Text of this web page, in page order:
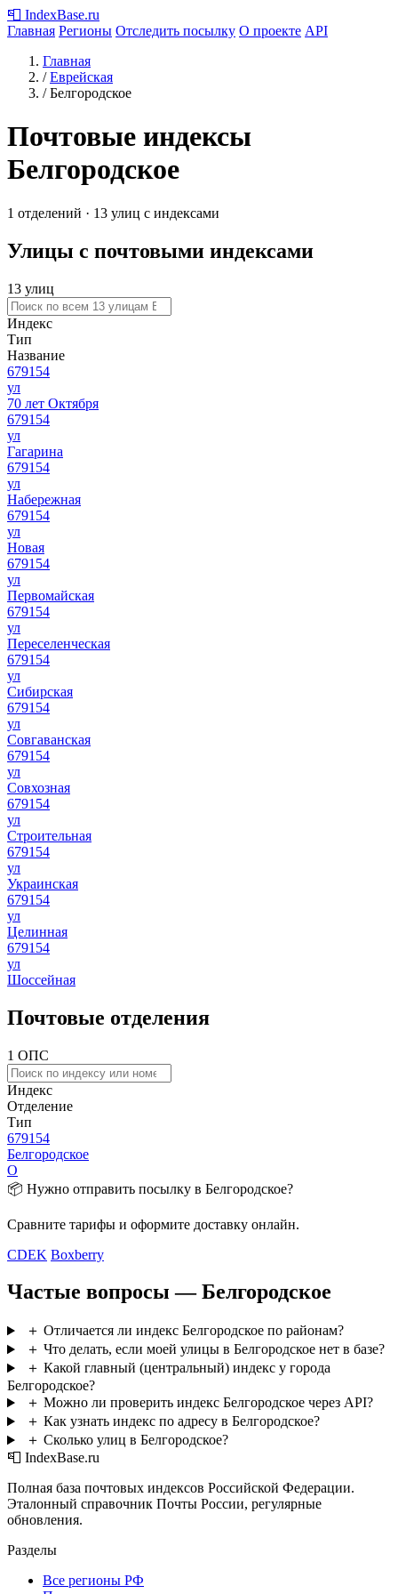
📮 IndexBase.ru
Главная Регионы Отследить посылку О проекте API
Главная
/ Еврейская
/ Белгородское
Почтовые индексы
Белгородское
1 отделений · 13 улиц с индексами
Улицы с почтовыми индексами
13 улиц
Индекс
Тип
Название
679154
ул
70 лет Октября
679154
ул
Гагарина
679154
ул
Набережная
679154
ул
Новая
679154
ул
Первомайская
679154
ул
Переселенческая
679154
ул
Сибирская
679154
ул
Совгаванская
679154
ул
Совхозная
679154
ул
Строительная
679154
ул
Украинская
679154
ул
Целинная
679154
ул
Шоссейная
Почтовые отделения
1 ОПС
Индекс
Отделение
Тип
679154
Белгородское
О
📦 Нужно отправить посылку в Белгородское?
Сравните тарифы и оформите доставку онлайн.
CDEK Boxberry
Частые вопросы — Белгородское
＋ Отличается ли индекс Белгородское по районам?
＋ Что делать, если моей улицы в Белгородское нет в базе?
＋ Какой главный (центральный) индекс у города
Белгородское?
＋ Можно ли проверить индекс Белгородское через API?
＋ Как узнать индекс по адресу в Белгородское?
＋ Сколько улиц в Белгородское?
📮 IndexBase.ru
Полная база почтовых индексов Российской Федерации.
Эталонный справочник Почты России, регулярные
обновления.
Разделы
Все регионы РФ